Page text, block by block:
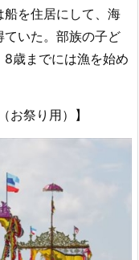
を住居にして、海
いた。部族の子ど
8歳までには漁を始め
お祭り用）】